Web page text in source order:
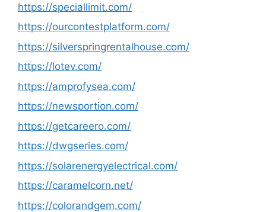
https://speciallimit.com/
https://ourcontestplatform.com/
https://silverspringrentalhouse.com/
https://lotev.com/
https://amprofysea.com/
https://newsportion.com/
https://getcareero.com/
https://dwgseries.com/
https://solarenergyelectrical.com/
https://caramelcorn.net/
https://colorandgem.com/